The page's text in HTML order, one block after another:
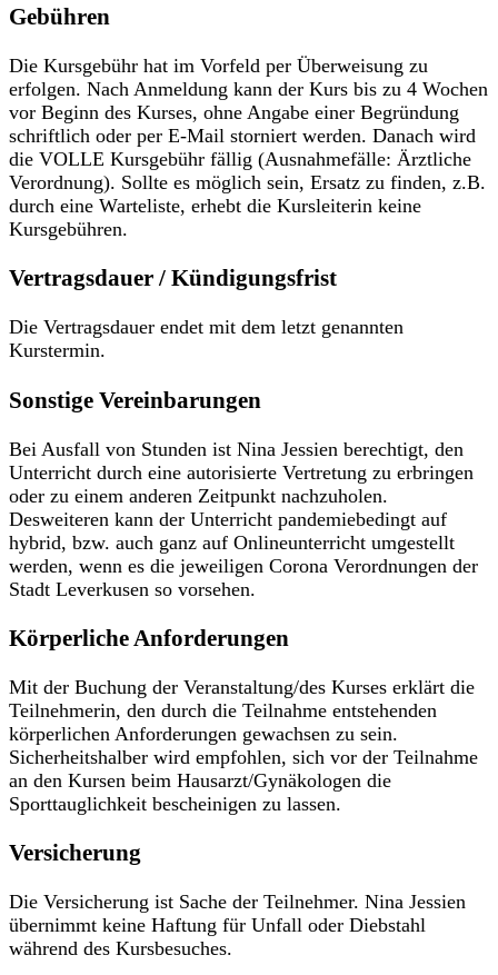
Gebühren
Die Kursgebühr hat im Vorfeld per Überweisung zu
erfolgen. Nach Anmeldung kann der Kurs bis zu 4 Wochen
vor Beginn des Kurses, ohne Angabe einer Begründung
schriftlich oder per E-Mail storniert werden. Danach wird
die VOLLE Kursgebühr fällig (Ausnahmefälle: Ärztliche
Verordnung). Sollte es möglich sein, Ersatz zu finden, z.B.
durch eine Warteliste, erhebt die Kursleiterin keine
Kursgebühren.
Vertragsdauer / Kündigungsfrist
Die Vertragsdauer endet mit dem letzt genannten
Kurstermin.
Sonstige Vereinbarungen
Bei Ausfall von Stunden ist Nina Jessien berechtigt, den
Unterricht durch eine autorisierte Vertretung zu erbringen
oder zu einem anderen Zeitpunkt nachzuholen.
Desweiteren kann der Unterricht pandemiebedingt auf
hybrid, bzw. auch ganz auf Onlineunterricht umgestellt
werden, wenn es die jeweiligen Corona Verordnungen der
Stadt Leverkusen so vorsehen.
Körperliche Anforderungen
Mit der Buchung der Veranstaltung/des Kurses erklärt die
Teilnehmerin, den durch die Teilnahme entstehenden
körperlichen Anforderungen gewachsen zu sein.
Sicherheitshalber wird empfohlen, sich vor der Teilnahme
an den Kursen beim Hausarzt/Gynäkologen die
Sporttauglichkeit bescheinigen zu lassen.
Versicherung
Die Versicherung ist Sache der Teilnehmer. Nina Jessien
übernimmt keine Haftung für Unfall oder Diebstahl
während des Kursbesuches.